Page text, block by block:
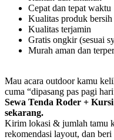
Cepat dan tepat waktu
Kualitas produk
Kualitas terjamin
Gratis ongkir (sesuai
Murah aman dan
Mau acara outdoor kamu
cuma “dipasang pas pagi
Sewa Tenda Roder +
sekarang.
Kirim lokasi & jumlah tamu
rekomendasi layout, dan beri